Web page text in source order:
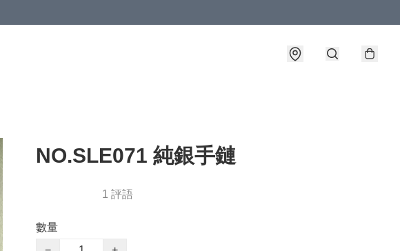
NO.SLE071 純銀手鏈
1 評語
數量